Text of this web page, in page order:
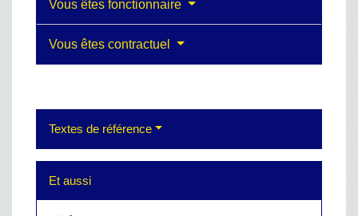
Vous êtes fonctionnaire
Vous êtes contractuel
Textes de référence
Et aussi